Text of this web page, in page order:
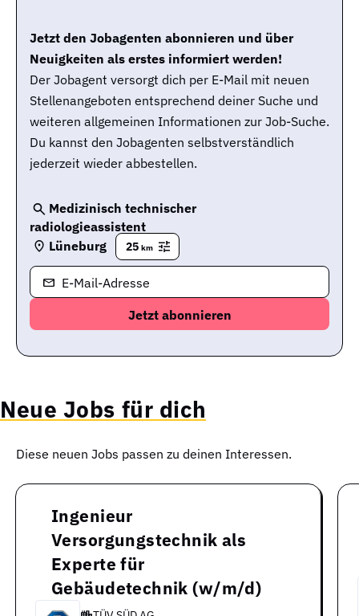
Jetzt den Jobagenten abonnieren und über
Neuigkeiten als erstes informiert werden!
Der Jobagent versorgt dich per E-Mail mit neuen
Stellenangeboten entsprechend deiner Suche und
weiteren allgemeinen Informationen zur Job-Suche.
Du kannst den Jobagenten selbstverständlich
jederzeit wieder abbestellen.
Medizinisch technischer
radiologieassistent
Lüneburg
25 km
E-Mail-Adresse
Neue Jobs für dich
Diese neuen Jobs passen zu deinen Interessen.
Ingenieur
Versorgungstechnik als
Experte für
Gebäudetechnik (w/m/d)